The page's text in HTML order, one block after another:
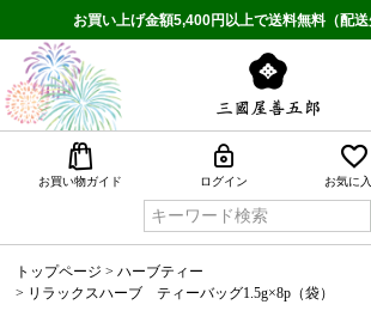
お買い上げ金額5,400円以上で送料無料（配送
お買い物ガイド ログイン お気に
トップページ
ハーブティー
リラックスハーブ ティーバッグ1.5g×8p（袋）